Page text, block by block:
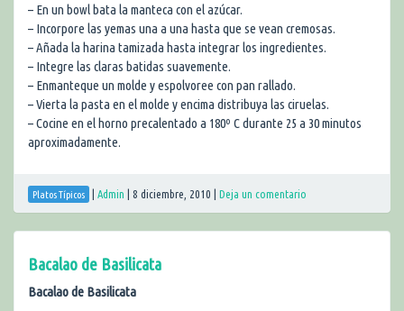
– En un bowl bata la manteca con el azúcar.
– Incorpore las yemas una a una hasta que se vean cremosas.
– Añada la harina tamizada hasta integrar los ingredientes.
– Integre las claras batidas suavemente.
– Enmanteque un molde y espolvoree con pan rallado.
– Vierta la pasta en el molde y encima distribuya las ciruelas.
– Cocine en el horno precalentado a 180º C durante 25 a 30 minutos
aproximadamente.
Platos Típicos Admin 8 diciembre, 2010 Deja un comentario
Bacalao de Basilicata
Bacalao de Basilicata